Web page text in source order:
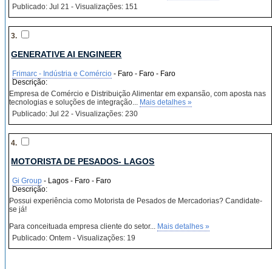
Publicado: Jul 21 - Visualizações: 151
3.
GENERATIVE AI ENGINEER
Frimarc - Indústria e Comércio - Faro - Faro - Faro
Descrição:
Empresa de Comércio e Distribuição Alimentar em expansão, com aposta nas
tecnologias e soluções de integração... Mais detalhes »
Publicado: Jul 22 - Visualizações: 230
4.
MOTORISTA DE PESADOS- LAGOS
Gi Group - Lagos - Faro - Faro
Descrição:
Possui experiência como Motorista de Pesados de Mercadorias? Candidate-
se já!
Para conceituada empresa cliente do setor... Mais detalhes »
Publicado: Ontem - Visualizações: 19